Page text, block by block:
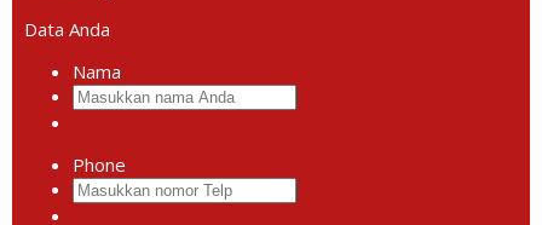
Data Anda
Nama
Phone